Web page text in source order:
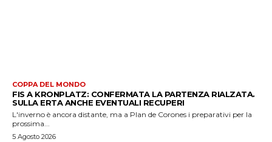
COPPA DEL MONDO
FIS A KRONPLATZ: CONFERMATA LA PARTENZA RIALZATA.
SULLA ERTA ANCHE EVENTUALI RECUPERI
L'inverno è ancora distante, ma a Plan de Corones i preparativi per la
prossima...
5 Agosto 2026